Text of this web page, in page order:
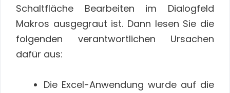
Schaltfläche Bearbeiten im Dialogfeld
Makros ausgegraut ist. Dann lesen Sie die
folgenden verantwortlichen Ursachen
dafür aus:
Die Excel-Anwendung wurde auf die